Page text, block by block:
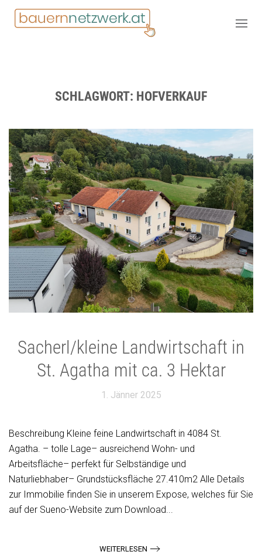
SCHLAGWORT: HOFVERKAUF
Sacherl/kleine Landwirtschaft in
St. Agatha mit ca. 3 Hektar
1. Jänner 2025
Beschreibung Kleine feine Landwirtschaft in 4084 St.
Agatha. – tolle Lage– ausreichend Wohn- und
Arbeitsfläche– perfekt für Selbständige und
Naturliebhaber– Grundstücksfläche 27.410m2 Alle Details
zur Immobilie finden Sie in unserem Expose, welches für Sie
auf der Sueno-Website zum Download...
WEITERLESEN